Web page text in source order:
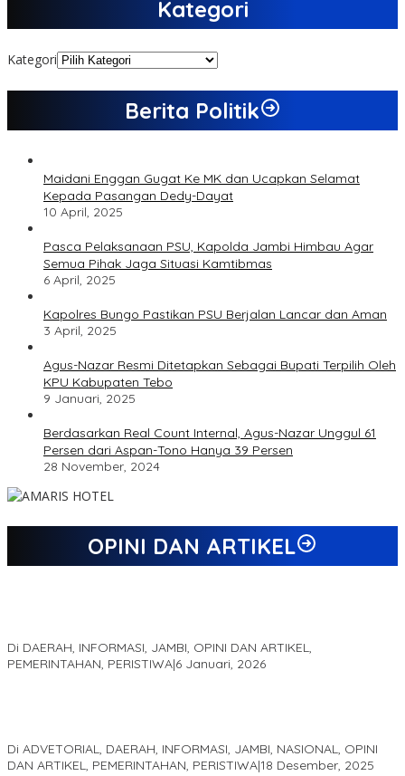
Kategori
Kategori
Berita Politik
Maidani Enggan Gugat Ke MK dan Ucapkan Selamat
Kepada Pasangan Dedy-Dayat
10 April, 2025
Pasca Pelaksanaan PSU, Kapolda Jambi Himbau Agar
Semua Pihak Jaga Situasi Kamtibmas
6 April, 2025
Kapolres Bungo Pastikan PSU Berjalan Lancar dan Aman
3 April, 2025
Agus-Nazar Resmi Ditetapkan Sebagai Bupati Terpilih Oleh
KPU Kabupaten Tebo
9 Januari, 2025
Berdasarkan Real Count Internal, Agus-Nazar Unggul 61
Persen dari Aspan-Tono Hanya 39 Persen
28 November, 2024
OPINI DAN ARTIKEL
Di DAERAH, INFORMASI, JAMBI, OPINI DAN ARTIKEL,
PEMERINTAHAN, PERISTIWA|6 Januari, 2026
Di ADVETORIAL, DAERAH, INFORMASI, JAMBI, NASIONAL, OPINI
DAN ARTIKEL, PEMERINTAHAN, PERISTIWA|18 Desember, 2025